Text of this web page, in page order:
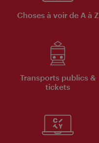
Choses à voir de A à Z
Transports publics &
tickets